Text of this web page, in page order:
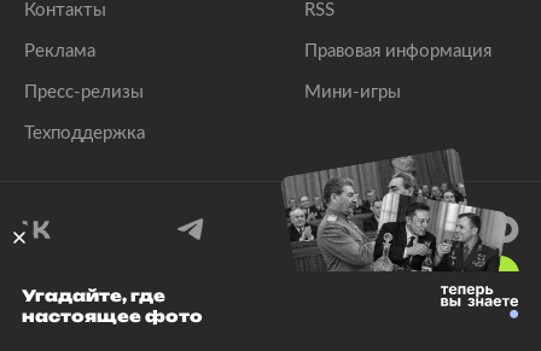
Контакты
Реклама
Пресс-релизы
Техподдержка
RSS
Правовая информация
Мини-игры
© 1999–2026 Все права защищены.
Угадайте, где
настоящее фото